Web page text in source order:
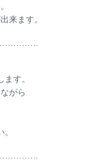
来ます。
す。
がら